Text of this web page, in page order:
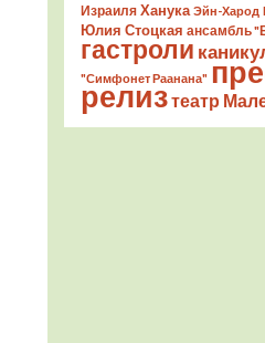
Израиля Ханука Эйн-Харод
Юлия Стоцкая ансамбль
гастроли
"Симфонет Раанана"
релизтеатр